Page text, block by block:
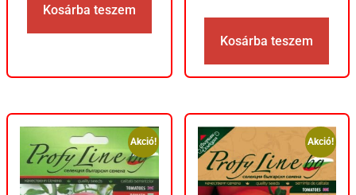
Kosárba teszem
Kosárba teszem
Akció! Akció!